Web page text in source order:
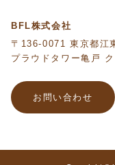
BFL株式会社
〒136-0071 東京都江
プラウドタワー亀戸
お問い合わせ